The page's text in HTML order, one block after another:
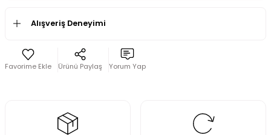
Alışveriş Deneyimi
Ürünü Paylaş Yorum Yap